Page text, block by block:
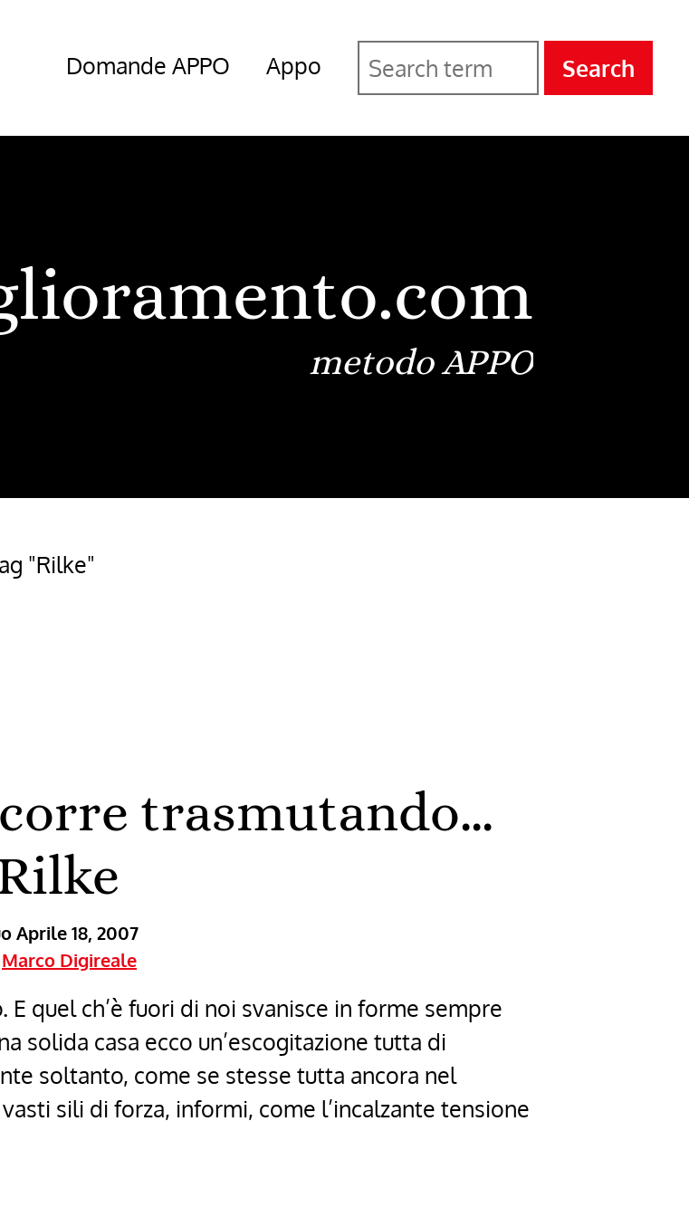
Domande APPO Appo Search
metodo APPO
"Rilke"
trasmutando…
Aprile 18, 2007
Marco Digireale
quel ch’è fuori di noi svanisce in forme sempre
solida casa ecco un’escogitazione tutta di
soltanto, come se stesse tutta ancora nel
sili di forza, informi, come l’incalzante tensione